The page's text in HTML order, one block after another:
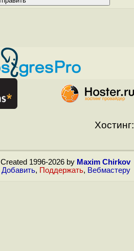
Хостинг:
Created 1996-2026 by Maxim Chirkov
Добавить, Поддержать, Вебмастеру